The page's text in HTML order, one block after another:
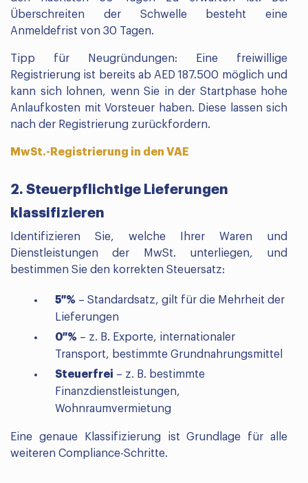
Überschreiten der Schwelle besteht eine
Anmeldefrist von 30 Tagen.
Tipp für Neugründungen: Eine freiwillige
Registrierung ist bereits ab AED 187.500 möglich und
kann sich lohnen, wenn Sie in der Startphase hohe
Anlaufkosten mit Vorsteuer haben. Diese lassen sich
nach der Registrierung zurückfordern.
MwSt.-Registrierung in den VAE
2. Steuerpflichtige Lieferungen
klassifizieren
Identifizieren Sie, welche Ihrer Waren und
Dienstleistungen der MwSt. unterliegen, und
bestimmen Sie den korrekten Steuersatz:
5 % – Standardsatz, gilt für die Mehrheit der
Lieferungen
0 % – z. B. Exporte, internationaler
Transport, bestimmte Grundnahrungsmittel
Steuerfrei – z. B. bestimmte
Finanzdienstleistungen,
Wohnraumvermietung
Eine genaue Klassifizierung ist Grundlage für alle
weiteren Compliance-Schritte.